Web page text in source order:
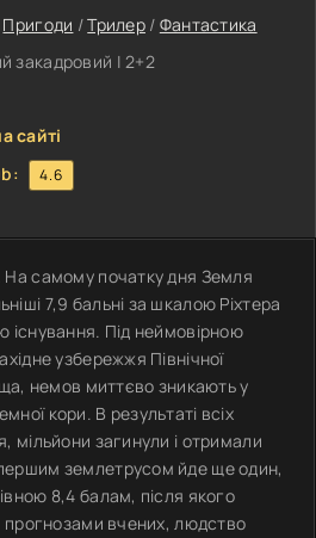
Пригоди /Трилер/ Фантастика
закадровий | 2+2
сайті
4.6
самому початку дня Земля
7,9 бальні за шкалою Ріхтера
існування. Під неймовірною
узбережжя Північної
немов миттєво зникають у
кори. В результаті всіх
мільйони загинули і отримали
землетрусом йде ще один,
8,4 балам, після якого
прогнозами вчених, людство